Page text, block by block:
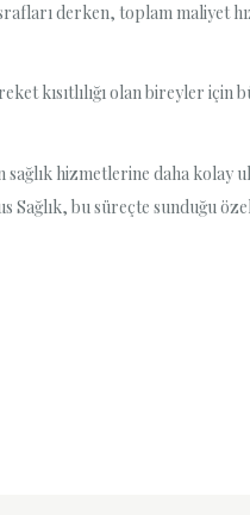
derken, toplam maliyet
kısıtlılığı olan bireyler için
sağlık hizmetlerine daha kolay
Sağlık, bu süreçte sunduğu